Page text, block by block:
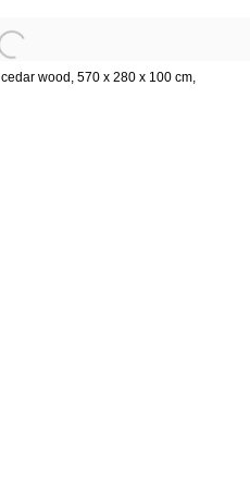
image in a popup:
wood, 570 x 280 x 100 cm,